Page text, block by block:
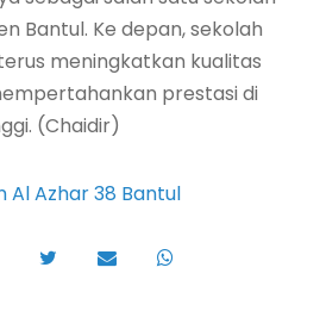
Bantul. Ke depan, sekolah
meningkatkan kualitas
prestasi di
(Chaidir)
Al Azhar 38 Bantul